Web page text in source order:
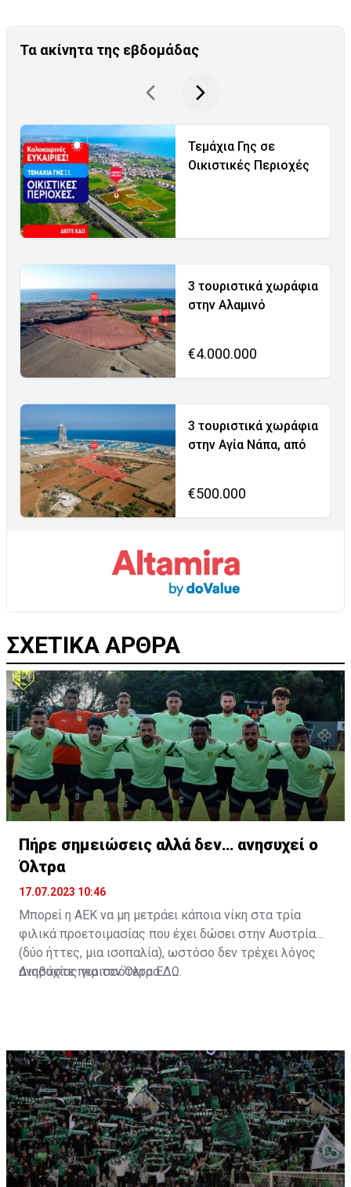
Τα ακίνητα της εβδομάδας
Τεμάχια Γης σε
Οικιστικές Περιοχές
3 τουριστικά χωράφια
στην Αλαμινό
€4.000.000
3 τουριστικά χωράφια
στην Αγία Νάπα, από
€500.000
ΣΧΕΤΙΚΑ ΑΡΘΡΑ
Πήρε σημειώσεις αλλά δεν… ανησυχεί ο
Όλτρα
17.07.2023 10:46
Μπορεί η ΑΕΚ να μη μετράει κάποια νίκη στα τρία
φιλικά προετοιμασίας που έχει δώσει στην Αυστρία
(δύο ήττες, μια ισοπαλία), ωστόσο δεν τρέχει λόγος
ανησυχίας για τον Όλτρα.
Διαβάστε περισσότεραΕΔΩ.